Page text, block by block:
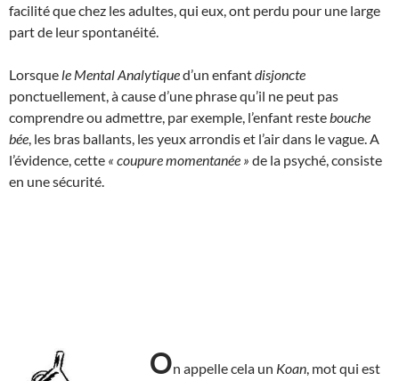
facilité que chez les adultes, qui eux, ont perdu pour une large
part de leur spontanéité.
Lorsque le Mental Analytiqued’un enfantdisjoncte
ponctuellement, à cause d’une phrase qu’il ne peut pas
comprendre ou admettre, par exemple, l’enfant reste bouche
bée , les bras ballants, les yeux arrondis et l’air dans le vague. A
l’évidence, cette « coupure momentanée » de la psyché, consiste
en une sécurité.
On appelle cela un Koan , mot qui est